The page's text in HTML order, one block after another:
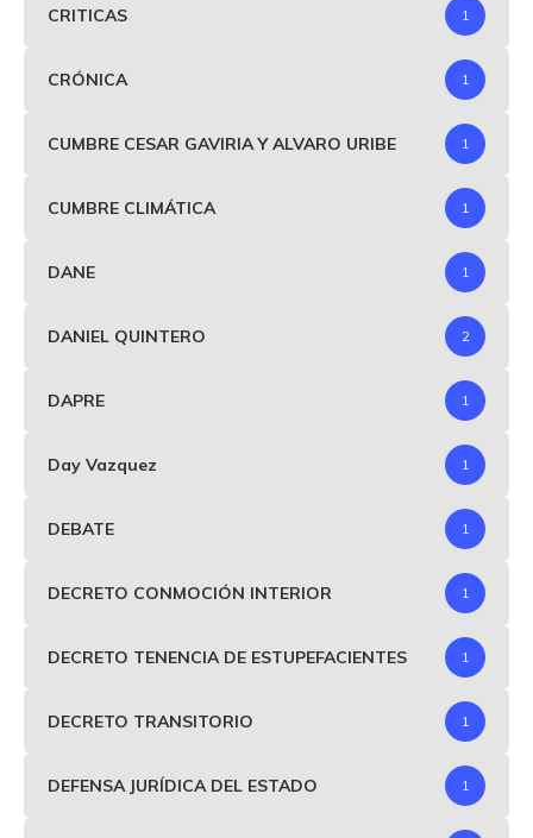
CRITICAS 1
CRÓNICA 1
CUMBRE CESAR GAVIRIA Y ALVARO URIBE 1
CUMBRE CLIMÁTICA 1
DANE 1
DANIEL QUINTERO 2
DAPRE 1
Day Vazquez 1
DEBATE 1
DECRETO CONMOCIÓN INTERIOR 1
DECRETO TENENCIA DE ESTUPEFACIENTES 1
DECRETO TRANSITORIO 1
DEFENSA JURÍDICA DEL ESTADO 1